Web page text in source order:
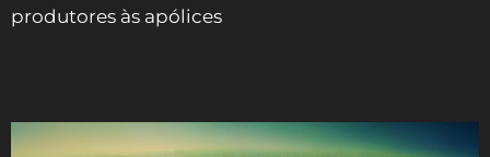
produtores às apólices